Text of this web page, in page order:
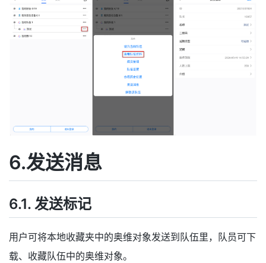
6.发送消息
6.1. 发送标记
用户可将本地收藏夹中的奥维对象发送到队伍里，队员可下
载、收藏队伍中的奥维对象。